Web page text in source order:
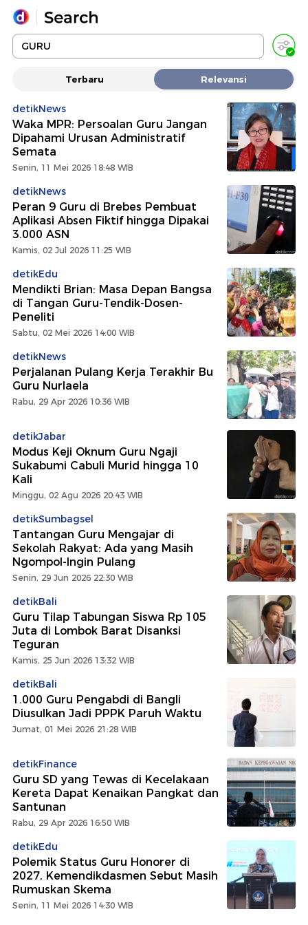
Yang sedang ramai dicari
Promoted
Terakhir yang dicari
Terbaru Relevansi
detikNews
Waka MPR: Persoalan Guru Jangan
Dipahami Urusan Administratif
Semata
Senin, 11 Mei 2026 18:48 WIB
detikNews
Peran 9 Guru di Brebes Pembuat
Aplikasi Absen Fiktif hingga Dipakai
3.000 ASN
Kamis, 02 Jul 2026 11:25 WIB
detikEdu
Mendikti Brian: Masa Depan Bangsa
di Tangan Guru-Tendik-Dosen-
Peneliti
Sabtu, 02 Mei 2026 14:00 WIB
detikNews
Perjalanan Pulang Kerja Terakhir Bu
Guru Nurlaela
Rabu, 29 Apr 2026 10:36 WIB
detikJabar
Modus Keji Oknum Guru Ngaji
Sukabumi Cabuli Murid hingga 10
Kali
Minggu, 02 Agu 2026 20:43 WIB
detikSumbagsel
Tantangan Guru Mengajar di
Sekolah Rakyat: Ada yang Masih
Ngompol-Ingin Pulang
Senin, 29 Jun 2026 22:30 WIB
detikBali
Guru Tilap Tabungan Siswa Rp 105
Juta di Lombok Barat Disanksi
Teguran
Kamis, 25 Jun 2026 13:32 WIB
detikBali
1.000 Guru Pengabdi di Bangli
Diusulkan Jadi PPPK Paruh Waktu
Jumat, 01 Mei 2026 21:28 WIB
detikFinance
Guru SD yang Tewas di Kecelakaan
Kereta Dapat Kenaikan Pangkat dan
Santunan
Rabu, 29 Apr 2026 16:50 WIB
detikEdu
Polemik Status Guru Honorer di
2027, Kemendikdasmen Sebut Masih
Rumuskan Skema
Senin, 11 Mei 2026 14:30 WIB